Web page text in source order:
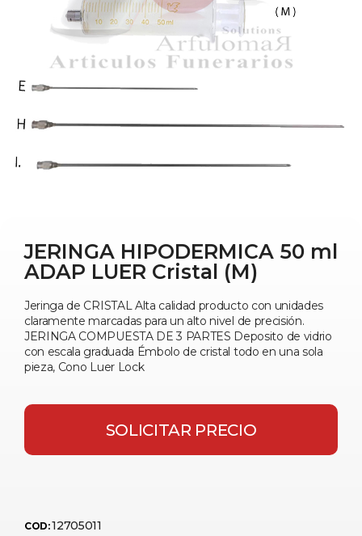
JERINGA HIPODERMICA 50 ml
ADAP LUER Cristal (M)
Jeringa de CRISTAL Alta calidad producto con unidades
claramente marcadas para un alto nivel de precisión.
JERINGA COMPUESTA DE 3 PARTES Deposito de vidrio
con escala graduada Émbolo de cristal todo en una sola
pieza, Cono Luer Lock
SOLICITAR PRECIO
COD:12705011